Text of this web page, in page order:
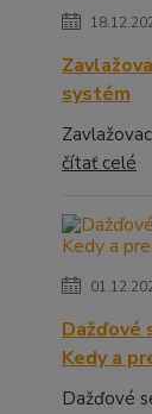
systém
čítať celé
Dažďové
Kedy a
Dažďové